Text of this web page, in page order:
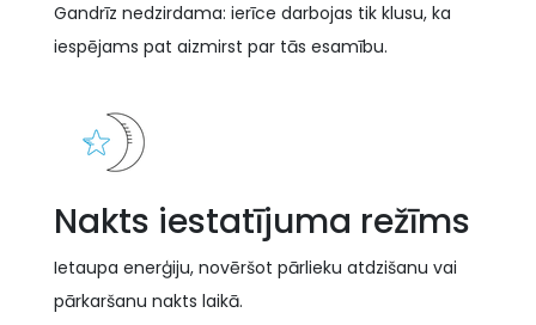
Gandrīz nedzirdama: ierīce darbojas tik klusu, ka
iespējams pat aizmirst par tās esamību.
Nakts iestatījuma režīms
Ietaupa enerģiju, novēršot pārlieku atdzišanu vai
pārkaršanu nakts laikā.